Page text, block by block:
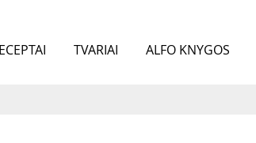
TVARIAI ALFO KNYGOS